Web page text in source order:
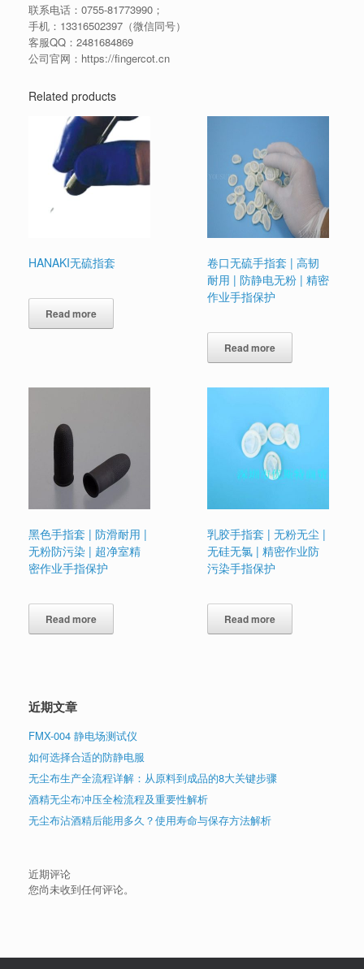
联系电话： 0755-81773990 ；
手机： 13316502397 （微信同号）
客服QQ：2481684869
公司官网：https://fingercot.cn
Related products
HANAKI无硫指套
Read more
卷口无硫手指套 | 高韧
耐用 | 防静电无粉 | 精密
作业手指保护
Read more
黑色手指套 | 防滑耐用 |
无粉防污染 | 超净室精
密作业手指保护
Read more
乳胶手指套 | 无粉无尘 |
无硅无氯 | 精密作业防
污染手指保护
Read more
近期文章
FMX-004 静电场测试仪
如何选择合适的防静电服
无尘布生产全流程详解：从原料到成品的8大关键步骤
酒精无尘布冲压全检流程及重要性解析
无尘布沾酒精后能用多久？使用寿命与保存方法解析
近期评论
您尚未收到任何评论。